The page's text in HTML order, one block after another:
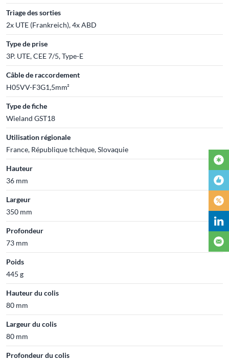
Triage des sorties
2x UTE (Frankreich), 4x ABD
Type de prise
3P. UTE, CEE 7/5, Type-E
Câble de raccordement
H05VV-F3G1,5mm²
Type de fiche
Wieland GST18
Utilisation régionale
France, République tchèque, Slovaquie
Hauteur
36 mm
Largeur
350 mm
Profondeur
73 mm
Poids
445 g
Hauteur du colis
80 mm
Largeur du colis
80 mm
Profondeur du colis